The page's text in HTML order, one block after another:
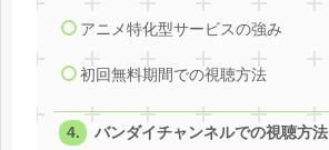
アニメ特化型サービスの強み
初回無料期間での視聴方法
バンダイチャンネルでの視聴方法